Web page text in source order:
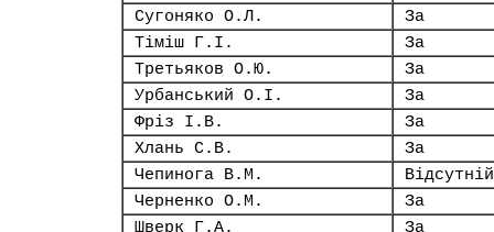
Сугоняко О.Л.
За
Тіміш Г.І.
За
Третьяков О.Ю.
За
Урбанський О.І.
За
Фріз І.В.
За
Хлань С.В.
За
Чепинога В.М.
Відсутній
Черненко О.М.
За
Шверк Г.А.
За